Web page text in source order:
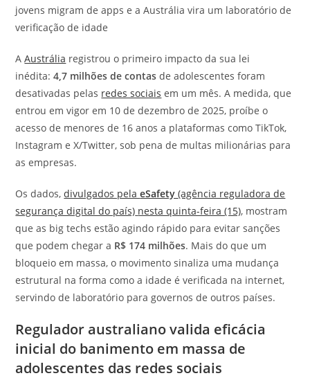
jovens migram de apps e a Austrália vira um laboratório de
verificação de idade
AAustrália registrou o primeiro impacto da sua lei
inédita:4,7 milhões de contas de adolescentes foram
desativadas pelas redes sociais em um mês. A medida, que
entrou em vigor em 10 de dezembro de 2025, proíbe o
acesso de menores de 16 anos a plataformas como TikTok,
Instagram e X/Twitter, sob pena de multas milionárias para
as empresas.
Os dados,divulgados pelaeSafety(agência reguladora de
segurança digital do país) nesta quinta-feira (15), mostram
que as big techs estão agindo rápido para evitar sanções
que podem chegar a R$ 174 milhões. Mais do que um
bloqueio em massa, o movimento sinaliza uma mudança
estrutural na forma como a idade é verificada na internet,
servindo de laboratório para governos de outros países.
Regulador australiano valida eficácia
inicial do banimento em massa de
adolescentes das redes sociais